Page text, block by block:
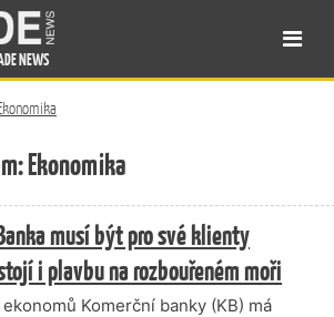
NEWS
Ekonomika
musí být pro své klienty
i plavbu na rozbouřeném moři
Komerční banky (KB) má